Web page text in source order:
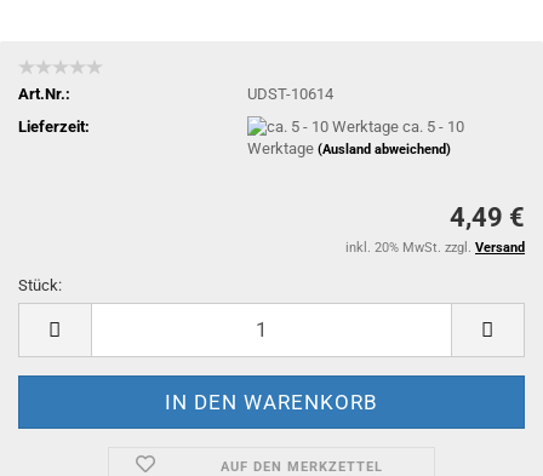
Art.Nr.:
UDST-10614
Lieferzeit:
ca. 5 - 10
Werktage(Ausland abweichend)
4,49 €
inkl. 20% MwSt. zzgl. Versand
Stück:
AUF DEN MERKZETTEL